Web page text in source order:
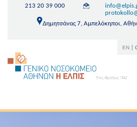
213 20 39 000
Δημητσάνας 7, Αμπελόκηποι,
EN